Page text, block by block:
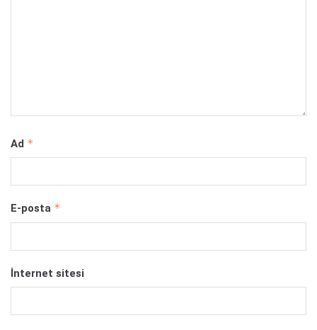
Ad *
E-posta *
İnternet sitesi